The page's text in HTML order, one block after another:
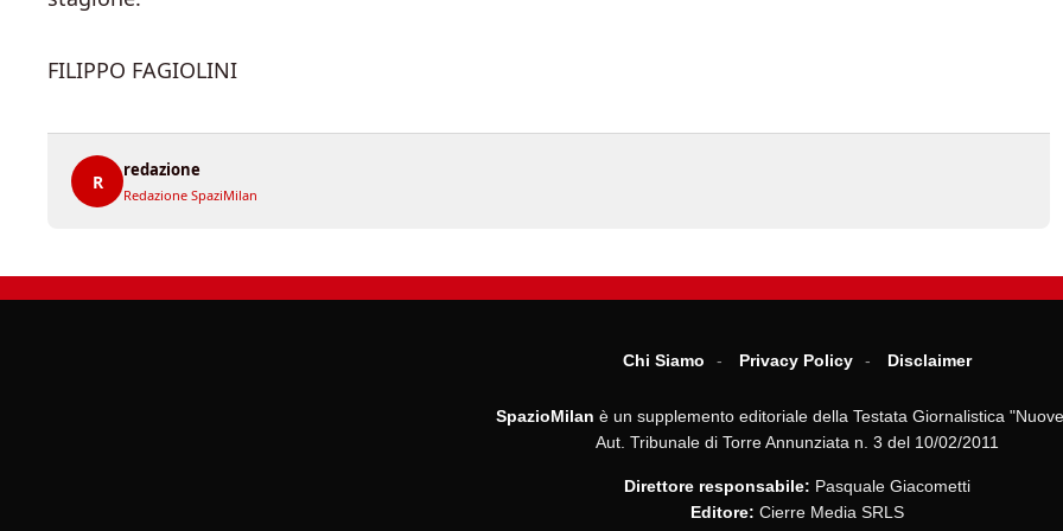
FILIPPO FAGIOLINI
R
redazione
Redazione SpaziMilan
Chi Siamo Privacy Policy Disclaimer
SpazioMilan è un supplemento editoriale della Testata Giornalistica
Aut. Tribunale di Torre Annunziata n. 3 del 10/02/2011
Direttore responsabile: Pasquale Giacometti
Editore: Cierre Media SRLS